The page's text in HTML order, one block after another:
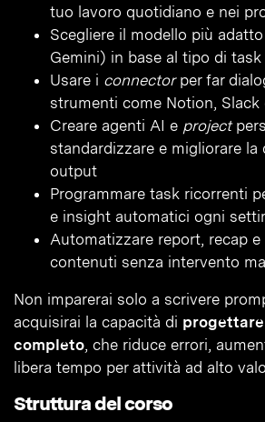
tuo lavoro quotidiano e nei
Scegliere il modello più adatto
Gemini) in base al tipo di task
Usare i connectorper far
strumenti come Notion, Slack
Creare agenti AI e project
standardizzare e migliorare la
output
Programmare task ricorrenti
e insight automatici ogni
Automatizzare report, recap
contenuti senza intervento
Non imparerai solo a scrivere
acquisirai la capacità di
completo, che riduce errori,
libera tempo per attività ad alto
Struttura del corso